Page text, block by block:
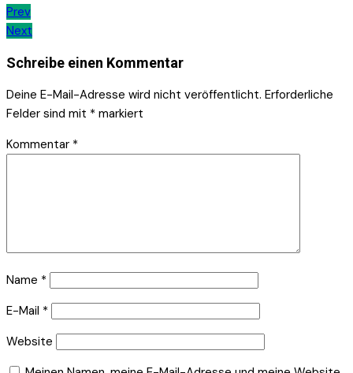
Beitrags-
Navigation
Prev
Next
Schreibe einen Kommentar
Deine E-Mail-Adresse wird nicht veröffentlicht. Erforderliche
Felder sind mit * markiert
Kommentar *
Name *
E-Mail *
Website